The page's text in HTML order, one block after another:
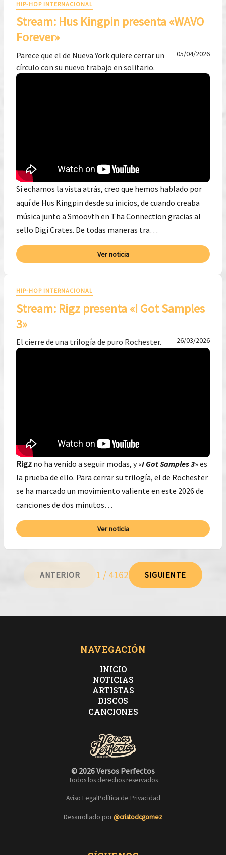
HIP-HOP INTERNACIONAL
Stream: Hus Kingpin presenta «WAVO
Forever»
Parece que el de Nueva York quiere cerrar un
círculo con su nuevo trabajo en solitario.
05/04/2026
Si echamos la vista atrás, creo que hemos hablado por
aquí de Hus Kingpin desde su inicios, de cuando creaba
música junto a Smoovth en Tha Connection gracias al
sello Digi Crates. De todas maneras tra…
Ver noticia
HIP-HOP INTERNACIONAL
Stream: Rigz presenta «I Got Samples
3»
El cierre de una trilogía de puro Rochester. 26/03/2026
Rigz no ha venido a seguir modas, y «I Got Samples 3» es
la prueba de ello. Para cerrar su trilogía, el de Rochester
se ha marcado un movimiento valiente en este 2026 de
canciones de dos minutos…
Ver noticia
ANTERIOR 1 / 4162 SIGUIENTE
NAVEGACIÓN
INICIO
NOTICIAS
ARTISTAS
DISCOS
CANCIONES
© 2026 Versos Perfectos
Todos los derechos reservados
Aviso LegalPolítica de Privacidad
Desarrollado por@cristodcgomez